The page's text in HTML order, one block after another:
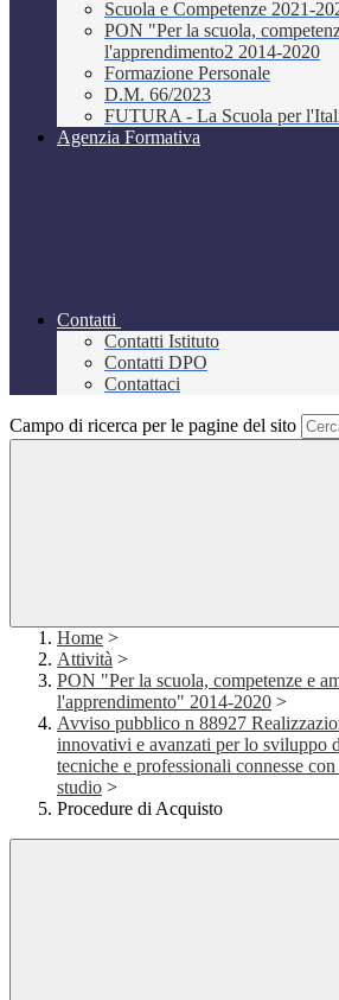
Scuola e Competenze 2021-
PON "Per la scuola,
l'apprendimento2 2014-2020
Formazione Personale
D.M. 66/2023
FUTURA - La Scuola per
Agenzia Formativa
Contatti
Contatti Istituto
Contatti DPO
Contattaci
Campo di ricerca per le pagine del sito
Home >
Attività >
PON "Per la scuola, competenze e
l'apprendimento" 2014-2020 >
Avviso pubblico n 88927
innovativi e avanzati per lo sviluppo
tecniche e professionali connesse
studio >
Procedure di Acquisto